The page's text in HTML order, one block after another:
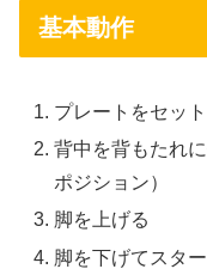
基本動作
プレートをセッ
背中を背もたれ
ポジション）
脚を上げる
脚を下げてスタ